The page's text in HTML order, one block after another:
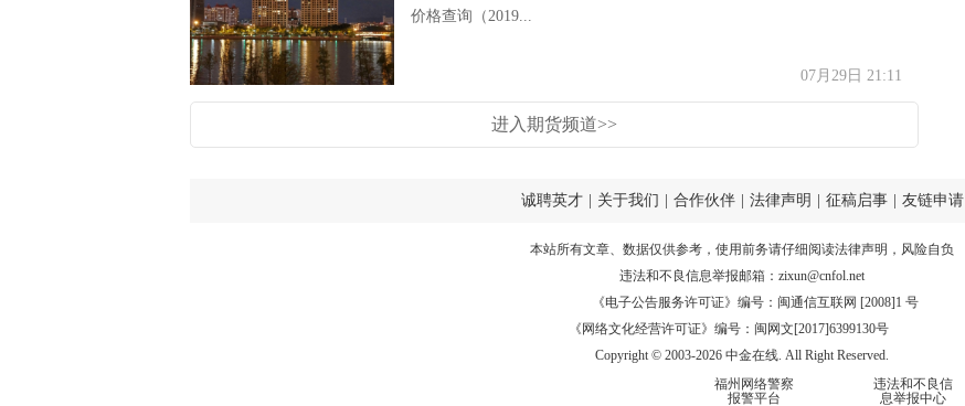
价格查询（2019...
07月29日 21:11
进入期货频道>>
诚聘英才 关于我们 合作伙伴 法律声明 征稿启事 友链申请
本站所有文章、数据仅供参考，使用前务请仔细阅读法律声明 ，风险自负
违法和不良信息举报邮箱： zixun@cnfol.net
《电子公告服务许可证》编号：闽通信互联网 [2008]1 号
《网络文化经营许可证》编号：闽网文[2017]6399130号
Copyright © 2003-2026 中金在线. All Right Reserved.
福州网络警察
报警平台
违法和不良信
息举报中心